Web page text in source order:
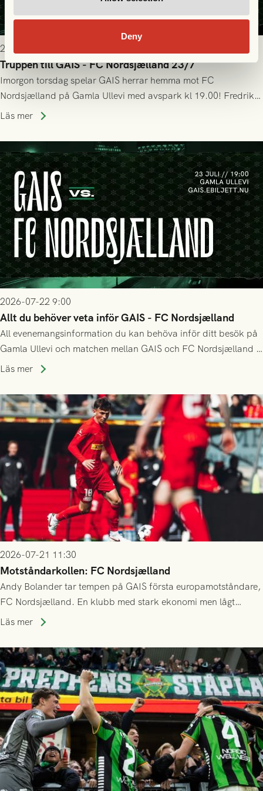
Deny
2026-07-22 19:00
Truppen till GAIS - FC Nordsjælland 23/7
Imorgon torsdag spelar GAIS herrar hemma mot FC
Nordsjælland på Gamla Ullevi med avspark kl 19.00! Fredrik
Holmberg och ledarstaben har tagit ut följande trupp till
Läs mer
2026-07-22 9:00
Allt du behöver veta inför GAIS - FC Nordsjælland
All evenemangsinformation du kan behöva inför ditt besök på
Gamla Ullevi och matchen mellan GAIS och FC Nordsjælland i
kvalet till Conference League! Avspark kl 19.00 på torsdag
Läs mer
2026-07-21 11:30
Motståndarkollen: FC Nordsjælland
Andy Bolander tar tempen på GAIS första europamotståndare,
FC Nordsjælland. En klubb med stark ekonomi men lågt
publiksnitt, ett lag med både kollektiv styrka och individuell
Läs mer